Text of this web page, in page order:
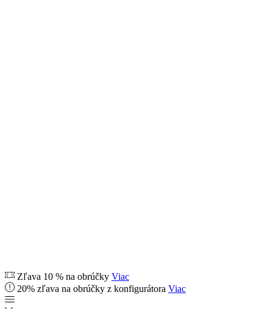
Zľava 10 % na obrúčky Viac
20% zľava na obrúčky z konfigurátora Viac